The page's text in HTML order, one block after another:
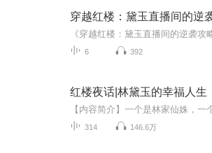
6 392
红楼夜话|林黛玉的幸福人生
314 146.6万